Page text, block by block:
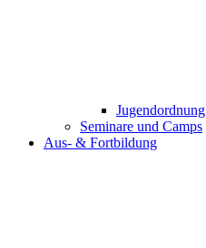
Jugendordnung
Seminare und Camps
Aus- & Fortbildung